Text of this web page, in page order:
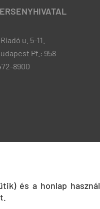
u. 5-11.
Pf.: 958
8900
és a honlap